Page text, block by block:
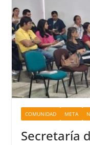
COMUNIDAD META
Secretaría